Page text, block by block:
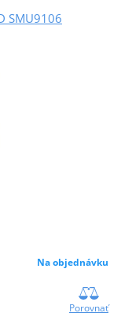
SMU9106
Na objednávku
Porovnať